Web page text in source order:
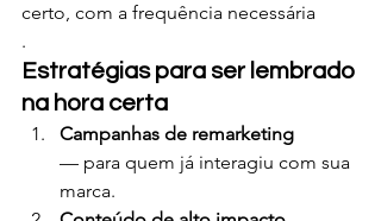
certo, com a frequência necessária
.
Estratégias para ser lembrado
na hora certa
Campanhas de remarketing
— para quem já interagiu com sua
marca.